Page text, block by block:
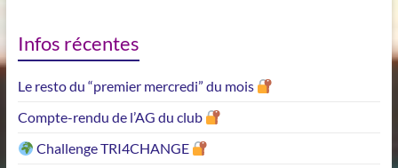
Infos récentes
Le resto du “premier mercredi” du mois
Compte-rendu de l’AG du club
Challenge TRI4CHANGE